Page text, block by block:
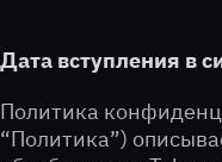
Дата вступления в
Политика
“Политика”)